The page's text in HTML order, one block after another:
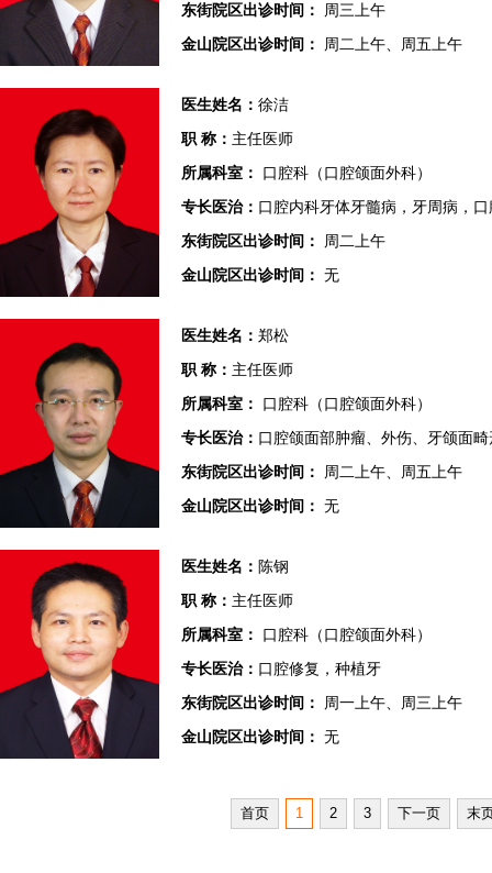
东街院区出诊时间：
周三上午
金山院区出诊时间：
周二上午、周五上午
医生姓名： 徐洁
职 称： 主任医师
所属科室：
口腔科（口腔颌面外科）
专长医治： 口腔内科牙体牙髓病，牙周病，
东街院区出诊时间：
周二上午
金山院区出诊时间： 无
医生姓名： 郑松
职 称： 主任医师
所属科室：
口腔科（口腔颌面外科）
专长医治： 口腔颌面部肿瘤、外伤、牙颌面
东街院区出诊时间：
周二上午、周五上午
金山院区出诊时间： 无
医生姓名： 陈钢
职 称： 主任医师
所属科室：
口腔科（口腔颌面外科）
专长医治： 口腔修复，种植牙
东街院区出诊时间：
周一上午、周三上午
金山院区出诊时间： 无
首页 1 2 3 下一页 末